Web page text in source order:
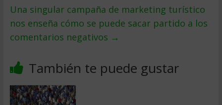
Una singular campaña de marketing turístico
nos enseña cómo se puede sacar partido a los
comentarios negativos →
También te puede gustar